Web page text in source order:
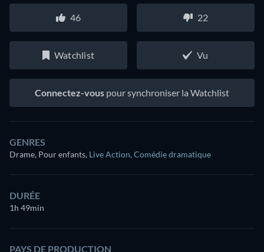
46 22
Watchlist Vu
Connectez-vous pour synchroniser la Watchlist
GENRES
Drame, Pour enfants, Live Action, Comédie dramatique
DURÉE
1h 49min
PAYS DE PRODUCTION